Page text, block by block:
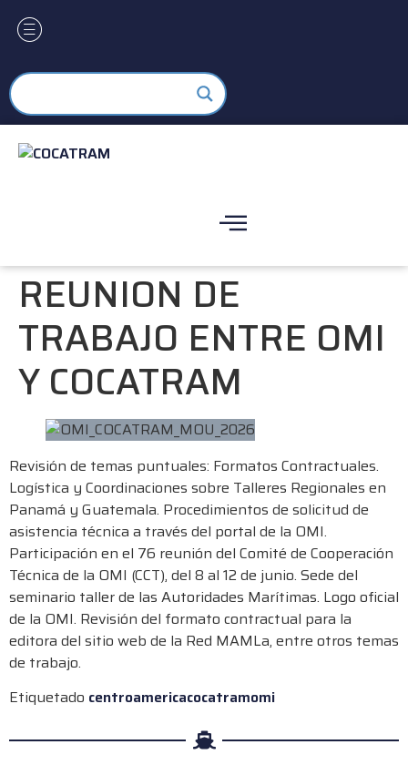
REUNION DE
TRABAJO ENTRE OMI
Y COCATRAM
Revisión de temas puntuales: Formatos Contractuales.
Logística y Coordinaciones sobre Talleres Regionales en
Panamá y Guatemala. Procedimientos de solicitud de
asistencia técnica a través del portal de la OMI.
Participación en el 76 reunión del Comité de Cooperación
Técnica de la OMI (CCT), del 8 al 12 de junio. Sede del
seminario taller de las Autoridades Marítimas. Logo oficial
de la OMI. Revisión del formato contractual para la
editora del sitio web de la Red MAMLa, entre otros temas
de trabajo.
Etiquetado centroamericacocatramomi